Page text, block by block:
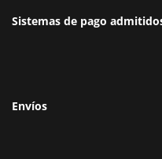
Sistemas de pago
Envíos